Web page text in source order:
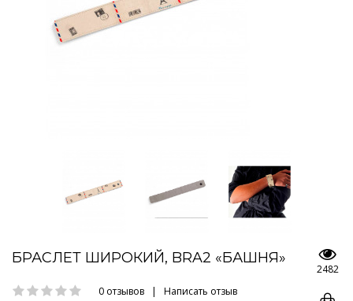
БРАСЛЕТ ШИРОКИЙ, BRA2 «БАШНЯ»
0 отзывов | Написать отзыв
2482